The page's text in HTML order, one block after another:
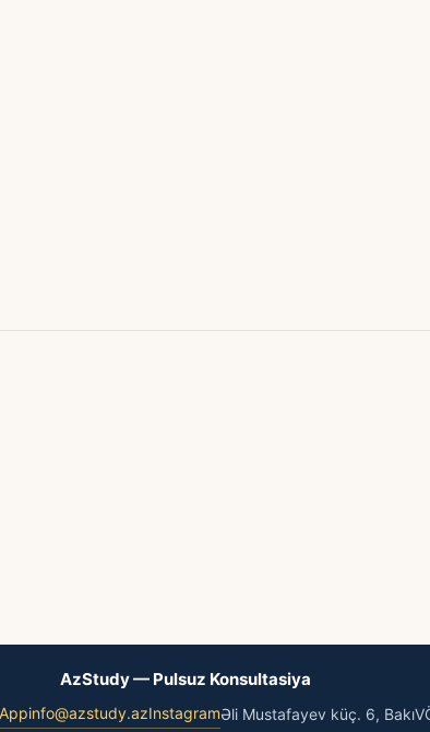
AzStudy — Pulsuz Konsultasiya
info@azstudy.azInstagramƏli Mustafayev küç. 6, Bakı